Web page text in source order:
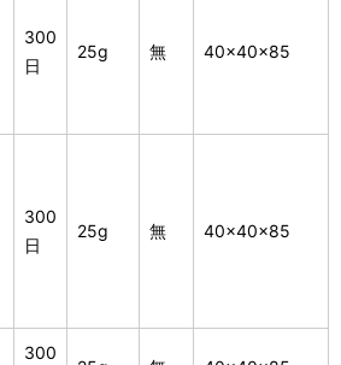
300
日
25g 無 40×40×85
300
日
25g 無 40×40×85
300